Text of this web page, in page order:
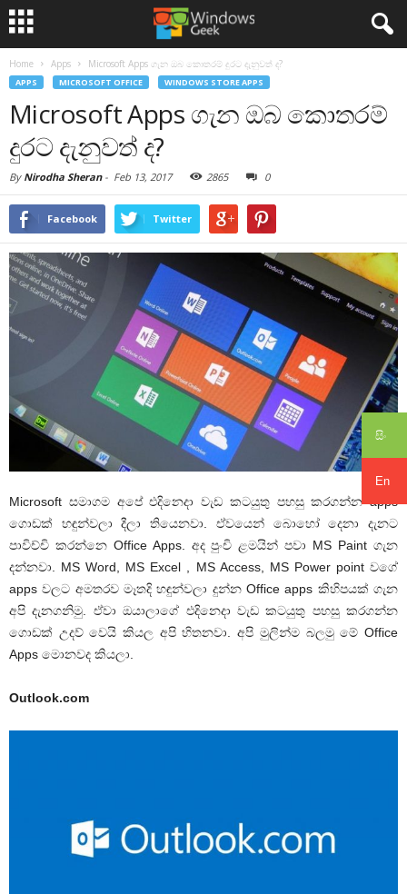
සිං
En
Home Apps Microsoft Apps ගැන ඔබ කොතරම් දුරට දැනුවත් ද?
APPS MICROSOFT OFFICE WINDOWS STORE APPS
Microsoft Apps ගැන ඔබ කොතරම්
දුරට දැනුවත් ද?
By Nirodha Sheran- Feb 13, 2017 2865 0
Facebook Twitter
Microsoft සමාගම අපේ එදිනෙදා වැඩ කටයුතු පහසු කරගන්න apps
ගොඩක් හඳුන්වලා දීලා තියෙනවා. ඒවයෙන් බොහෝ දෙනා දැනට
පාවිච්චි කරන්නෙ Office Apps. අද පුංචි ළමයින් පවා MS Paint ගැන
දන්නවා. MS Word, MS Excel , MS Access, MS Power point වගේ
apps වලට අමතරව මෑතදි හඳුන්වලා දුන්න Office apps කිහිපයක් ගැන
අපි දැනගනිමු. ඒවා ඔයාලාගේ එදිනෙදා වැඩ කටයුතු පහසු කරගන්න
ගොඩක් උදව් වෙයි කියල අපි හිතනවා. අපි මුලින්ම බලමු මේ Office
Apps මොනවද කියලා.
Outlook.com